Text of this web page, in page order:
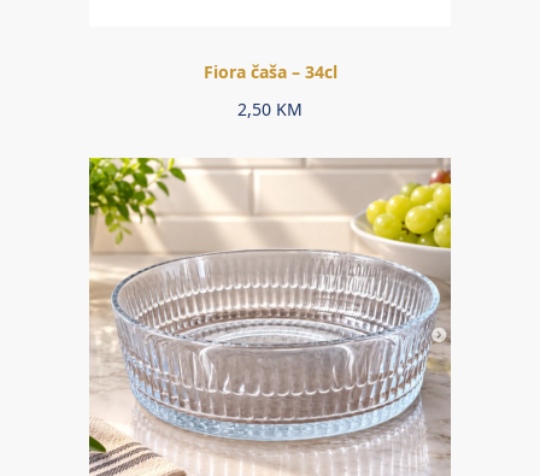
Fiora čaša – 34cl
2,50 KM